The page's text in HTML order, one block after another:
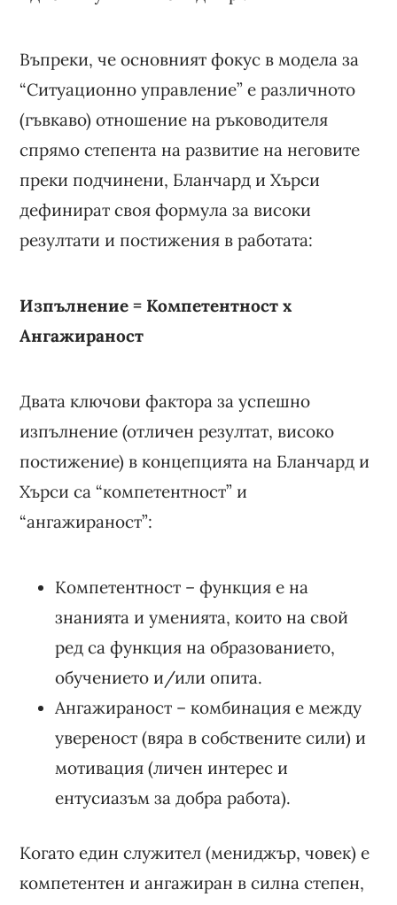
Въпреки, че основният фокус в модела за
“Ситуационно управление” е различното
(гъвкаво) отношение на ръководителя
спрямо степента на развитие на неговите
преки подчинени, Бланчард и Хърси
дефинират своя формула за високи
резултати и постижения в работата:
Изпълнение = Компетентност x
Ангажираност
Двата ключови фактора за успешно
изпълнение (отличен резултат, високо
постижение) в концепцията на Бланчард и
Хърси са “компетентност” и
“ангажираност”:
Компетентност – функция е на
знанията и уменията, които на свой
ред са функция на образованието,
обучението и/или опита.
Ангажираност – комбинация е между
увереност (вяра в собствените сили) и
мотивация (личен интерес и
ентусиазъм за добра работа).
Когато един служител (мениджър, човек) е
компетентен и ангажиран в силна степен,